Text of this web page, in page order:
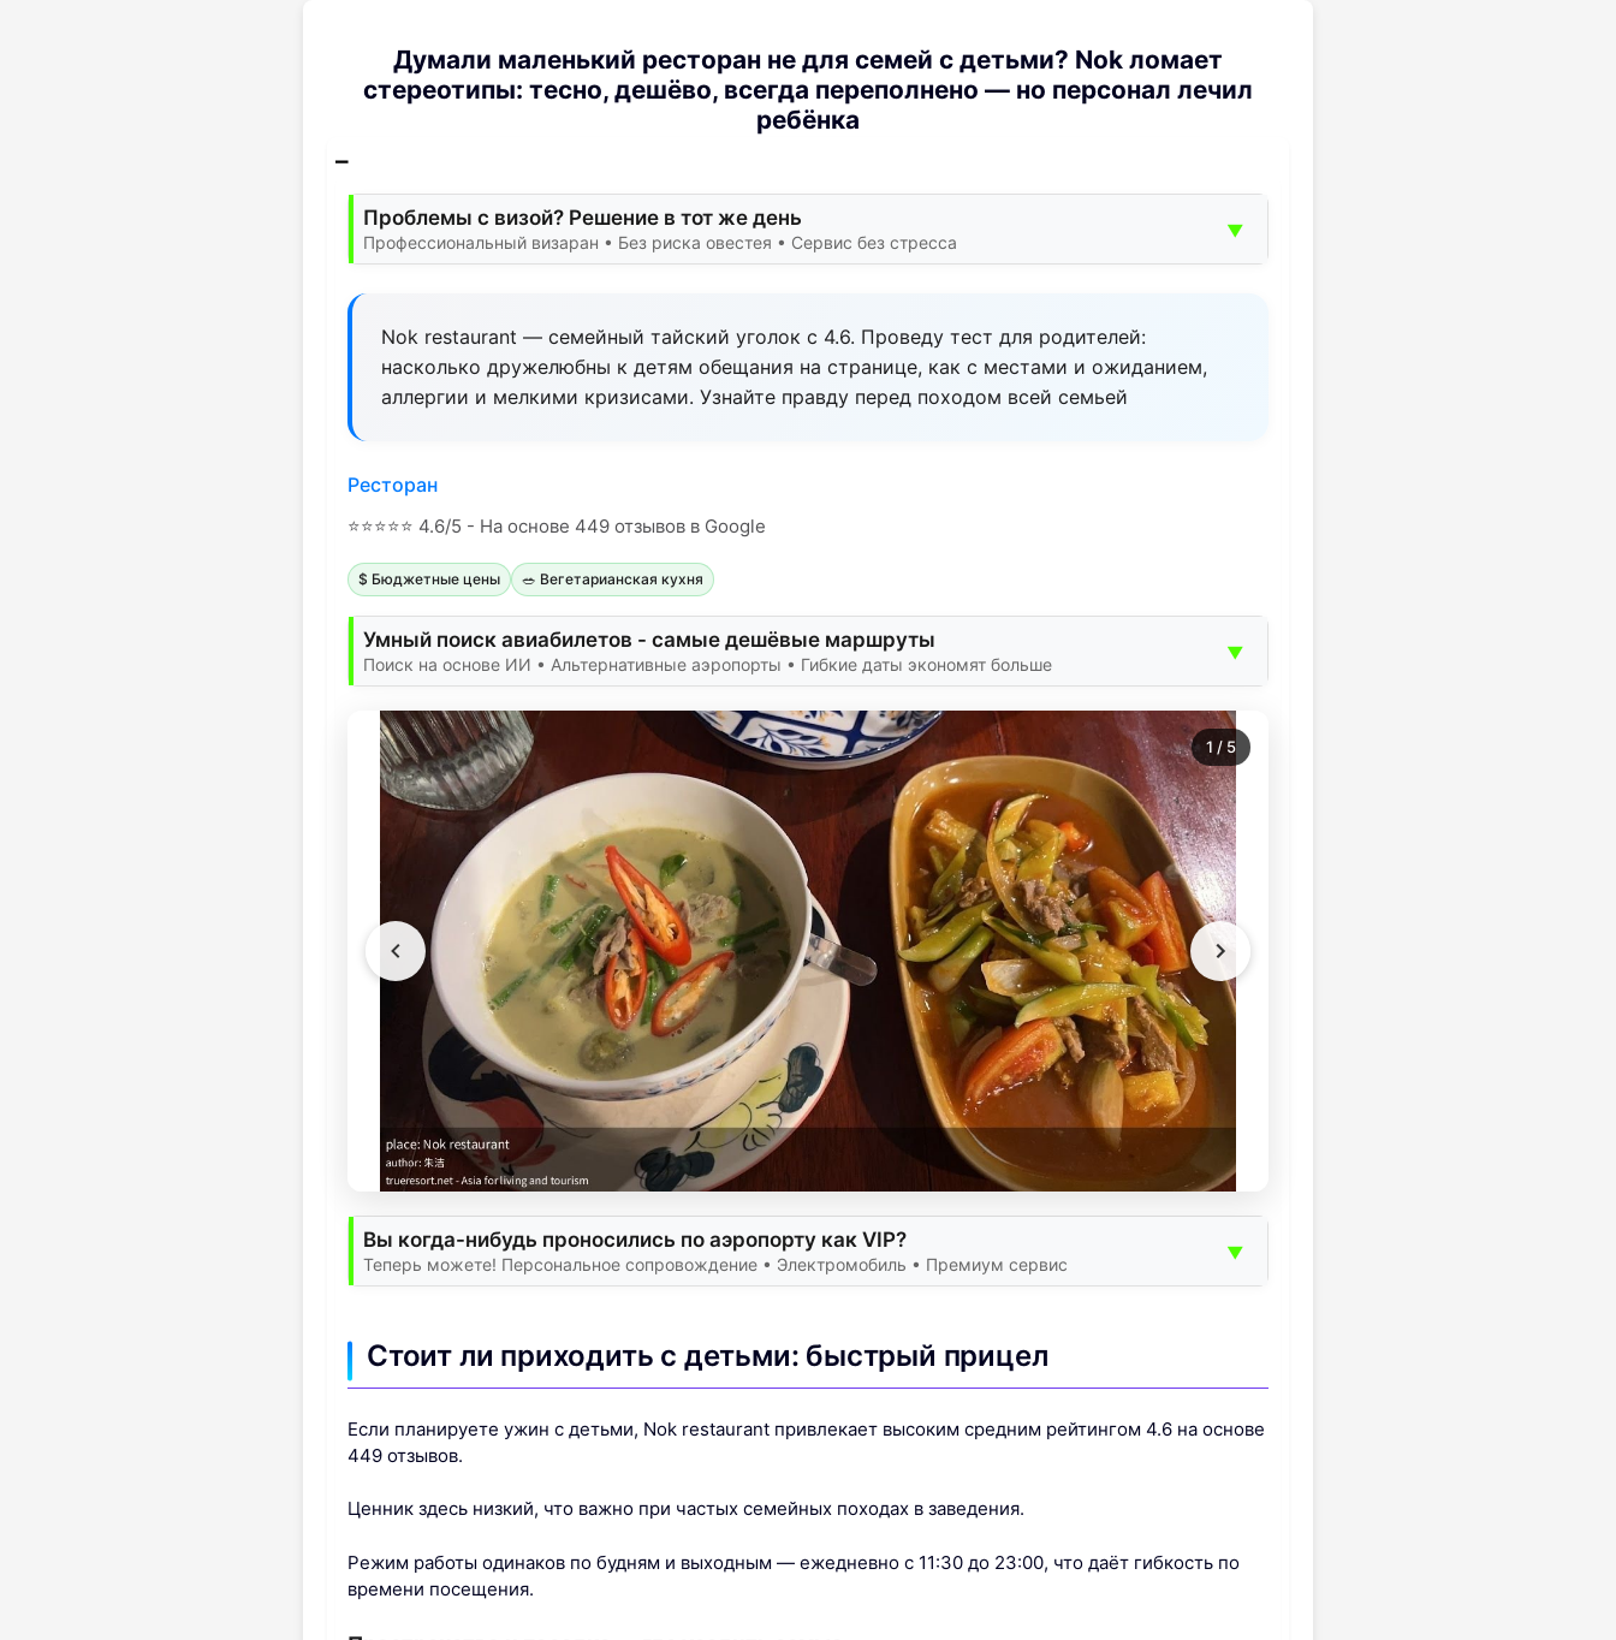
Думали маленький ресторан не для семей с детьми? Nok ломает
стереотипы: тесно, дешёво, всегда переполнено — но персонал лечил
ребёнка
Проблемы с визой? Решение в тот же день
Профессиональный визаран • Без риска овестея • Сервис без стресса
▼
Nok restaurant — семейный тайский уголок с 4.6. Проведу тест для родителей:
насколько дружелюбны к детям обещания на странице, как с местами и ожиданием,
аллергии и мелкими кризисами. Узнайте правду перед походом всей семьей
Ресторан
⭐⭐⭐⭐⭐ 4.6/5 - На основе 449 отзывов в Google
$ Бюджетные цены 🥗 Вегетарианская кухня
Умный поиск авиабилетов - самые дешёвые маршруты
Поиск на основе ИИ • Альтернативные аэропорты • Гибкие даты экономят больше
▼
1 / 5
Вы когда-нибудь проносились по аэропорту как VIP?
Теперь можете! Персональное сопровождение • Электромобиль • Премиум сервис
▼
Стоит ли приходить с детьми: быстрый прицел
Если планируете ужин с детьми, Nok restaurant привлекает высоким средним рейтингом 4.6 на основе
449 отзывов.
Ценник здесь низкий, что важно при частых семейных походах в заведения.
Режим работы одинаков по будням и выходным — ежедневно с 11:30 до 23:00, что даёт гибкость по
времени посещения.